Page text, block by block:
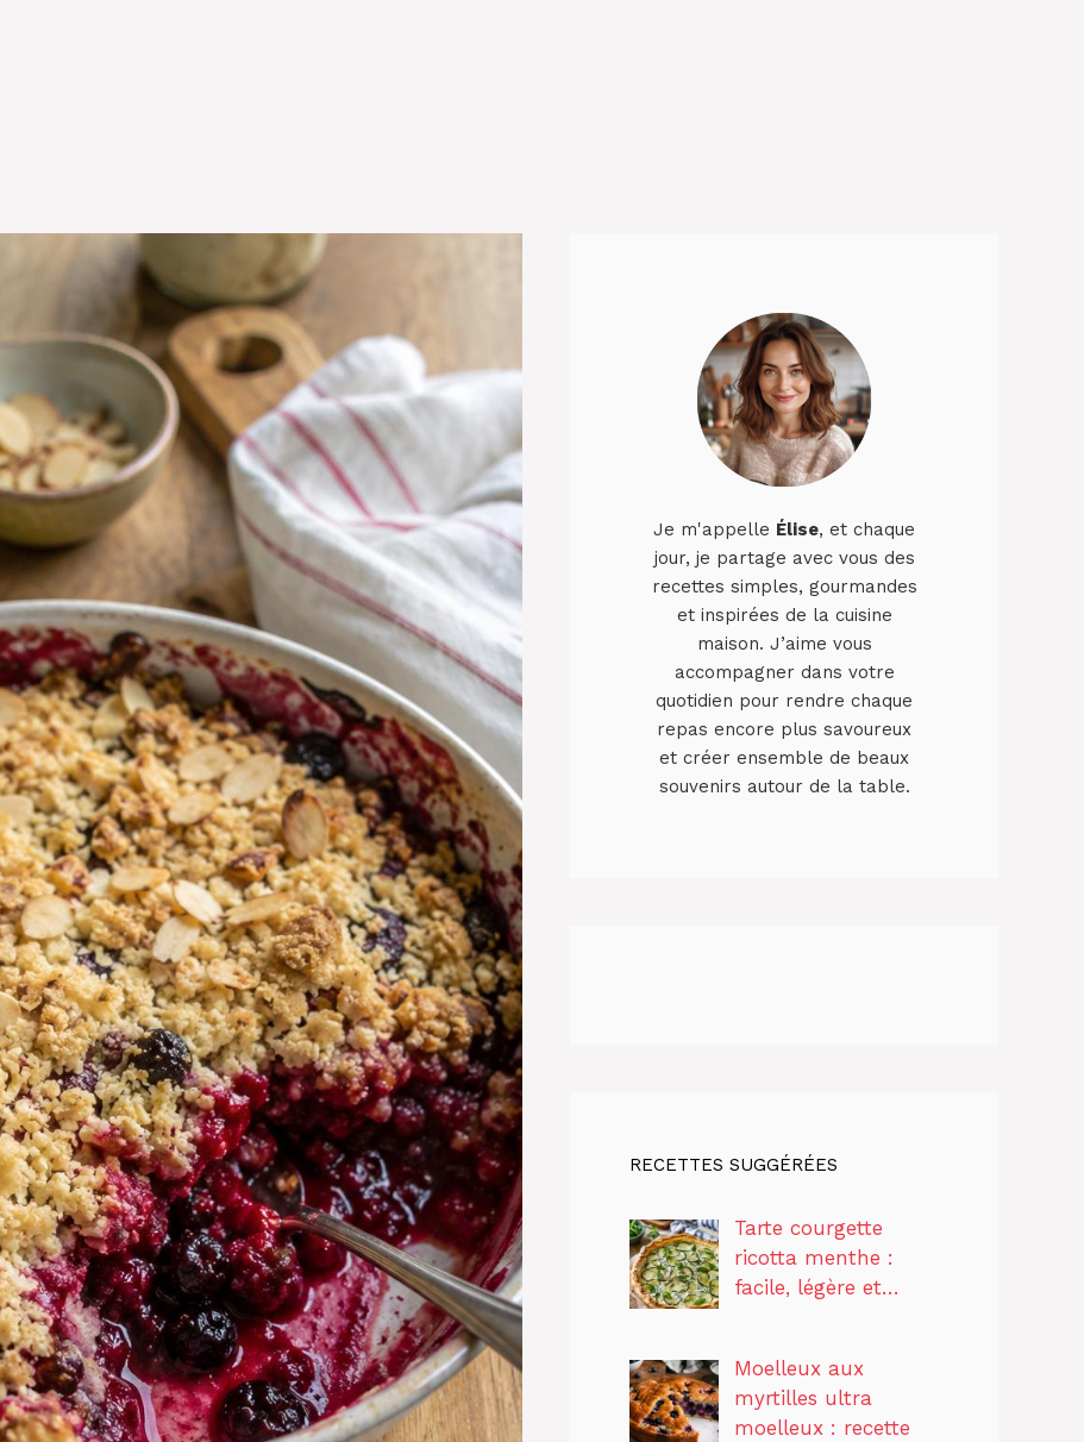
Je m'appelle Élise, et chaque
jour, je partage avec vous des
recettes simples, gourmandes
et inspirées de la cuisine
maison. J’aime vous
accompagner dans votre
quotidien pour rendre chaque
repas encore plus savoureux
et créer ensemble de beaux
souvenirs autour de la table.
RECETTES SUGGÉRÉES
Tarte courgette
ricotta menthe :
facile, légère et…
Moelleux aux
myrtilles ultra
moelleux : recette